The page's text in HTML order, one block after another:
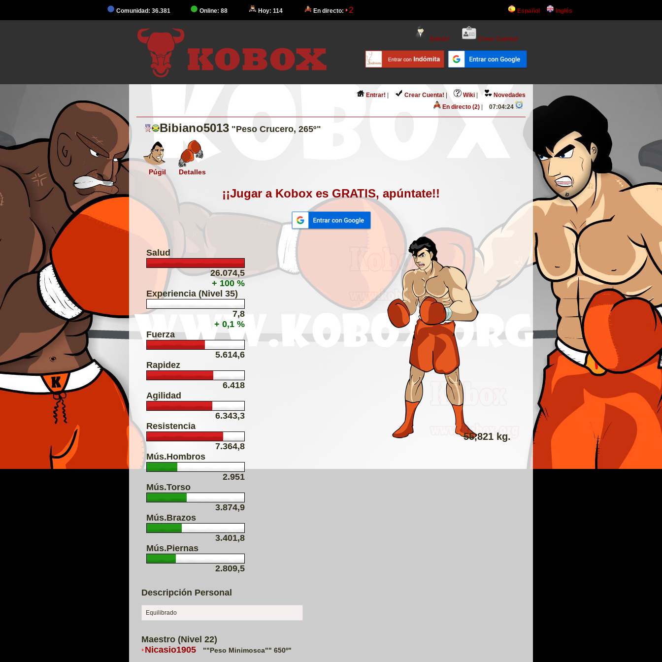
Comunidad: 36.381 Online: 88 Hoy: 114 En directo: 2 Español Inglés
Entrar! Crear Cuenta!
Entrar! Crear Cuenta! Wiki
Novedades
En directo (2)
07:04:24
Bibiano5013 "Peso Crucero, 265º"
Púgil Detalles
¡¡Jugar a Kobox es GRATIS, apúntate!!
55,821 kg.
Salud
26.074,5
+ 100 %
Experiencia (Nivel 35)
7,8
+ 0,1 %
Fuerza
5.614,6
Rapidez
6.418
Agilidad
6.343,3
Resistencia
7.364,8
Mús.Hombros
2.951
Mús.Torso
3.874,9
Mús.Brazos
3.401,8
Mús.Piernas
2.809,5
Descripción Personal
Equilibrado
Maestro (Nivel 22)
Nicasio1905
""Peso Minimosca"" 650º"